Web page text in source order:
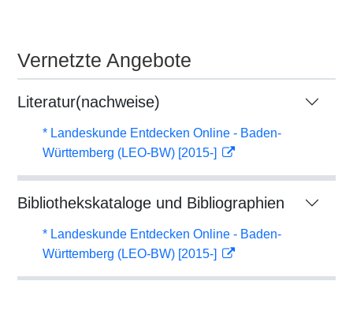
Vernetzte Angebote
Literatur(nachweise)
* Landeskunde Entdecken Online - Baden-
Württemberg (LEO-BW) [2015-]
Bibliothekskataloge und Bibliographien
* Landeskunde Entdecken Online - Baden-
Württemberg (LEO-BW) [2015-]